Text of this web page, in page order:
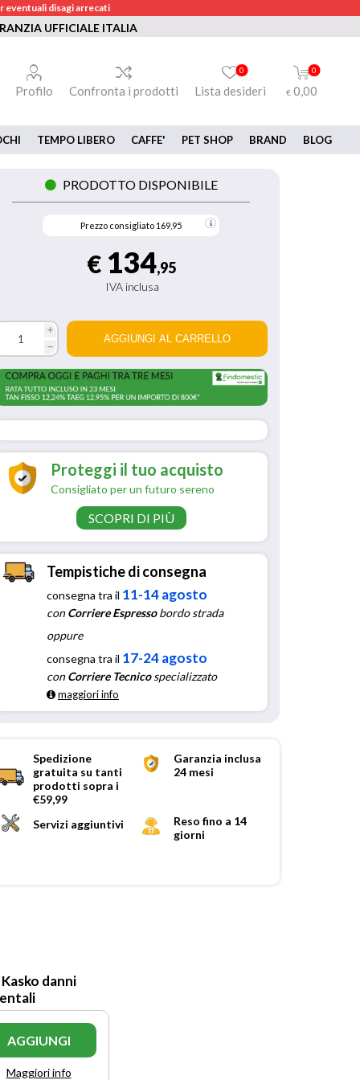
eventuali disagi arrecati
UFFICIALE ITALIA
Profilo Confronta i prodotti Lista desideri
0 0
€ 0,00
TEMPO LIBERO CAFFE' PET SHOP BRAND BLOG
PRODOTTO DISPONIBILE
Prezzo consigliato 169,95
€ 134,95
IVA inclusa
i
h
Proteggi il tuo acquisto
Consigliato per un futuro sereno
SCOPRI DI PIÙ
Tempistiche di consegna
consegna tra il 11-14 agosto
conCorriere Espressobordo strada
oppure
consegna tra il 17-24 agosto
conCorriere Tecnicospecializzato
maggiori info
Spedizione
gratuita su tanti
prodotti sopra i
€59,99
Garanzia inclusa
24 mesi
Servizi aggiuntivi
Reso fino a 14
giorni
danni
AGGIUNGI
Maggiori info